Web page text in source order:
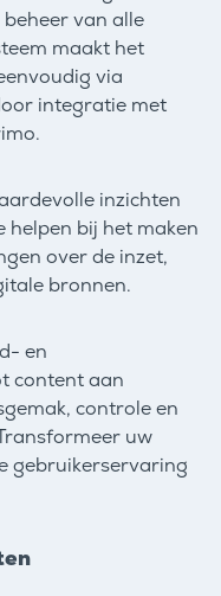
van alle
maakt het
via
integratie met
inzichten
bij het maken
over de inzet,
bronnen.
en
content aan
controle en
uw
gebruikerservaring